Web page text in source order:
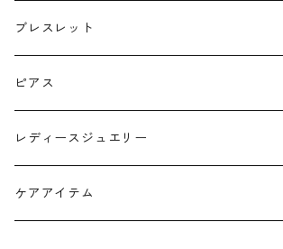
シルバー
ゴールド
シルバー
ブレスレット
ピアス
ゴールド フープタイプ
シルバー フープタイプ
レディースジュエリー
ケアアイテム